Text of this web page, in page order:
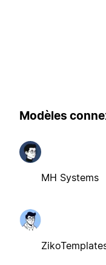
Modèles
MH Systems